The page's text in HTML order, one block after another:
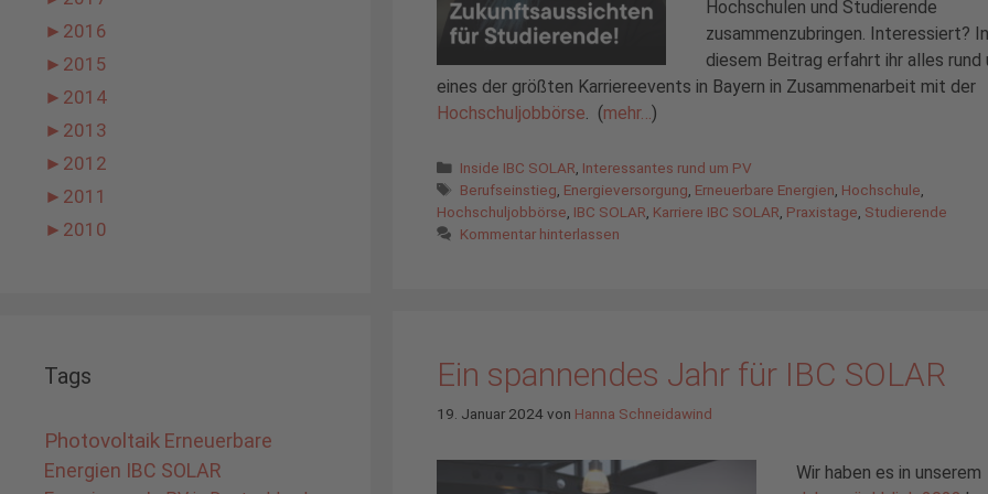
Hochschulen und Studierende
zusammenzubringen. Interessiert? In
diesem Beitrag erfahrt ihr alles rund
eines der größten Karriereevents in Bayern in Zusammenarbeit mit der
Hochschuljobbörse . (mehr… )
Kategorien
Inside IBC SOLAR Interessantes rund um PV
Schlagwörter
Berufseinstieg Energieversorgung Erneuerbare Energien Hochschule
Hochschuljobbörse IBC SOLAR Karriere IBC SOLAR Praxistage Studierende
Kommentar hinterlassen
Ein spannendes Jahr für IBC SOLAR
19. Januar 2024von Hanna Schneidawind
Wir haben es in unserem
► 2016
► 2015
► 2014
► 2013
► 2012
► 2011
► 2010
Tags
Photovoltaik Erneuerbare
Energien IBC SOLAR